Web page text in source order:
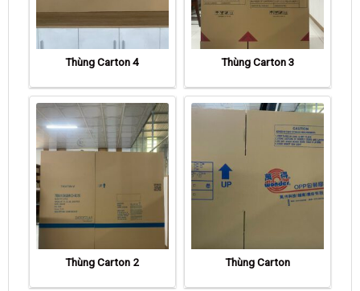
Thùng Carton 4 Thùng Carton 3
Thùng Carton 2 Thùng Carton